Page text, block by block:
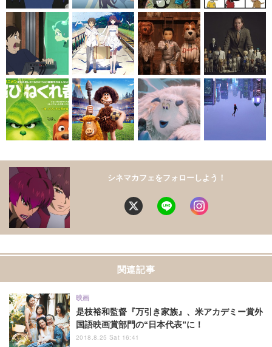
シネマカフェをフォローしよう！
関連記事
是枝裕和監督『万引き家族』、米アカデミー賞外
国語映画賞部門の“日本代表”に！
映画
2018.8.25 Sat 16:41